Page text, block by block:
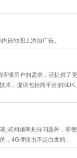
嵌地图上添加广告。
懂用户的需求，还提供了
术，提供包括跨平台的SDK、
式和频率划分问题外，即
，4G牌照也不是白发的。